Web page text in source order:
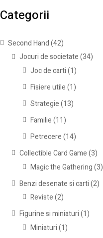
Categorii
Second Hand(42)
Jocuri de societate(34)
Joc de carti (1)
Fisiere utile (1)
Strategie (13)
Familie (11)
Petrecere (14)
Collectible Card Game(3)
Magic the Gathering (3)
Benzi desenate si carti(2)
Reviste (2)
Figurine si miniaturi(1)
Miniaturi (1)